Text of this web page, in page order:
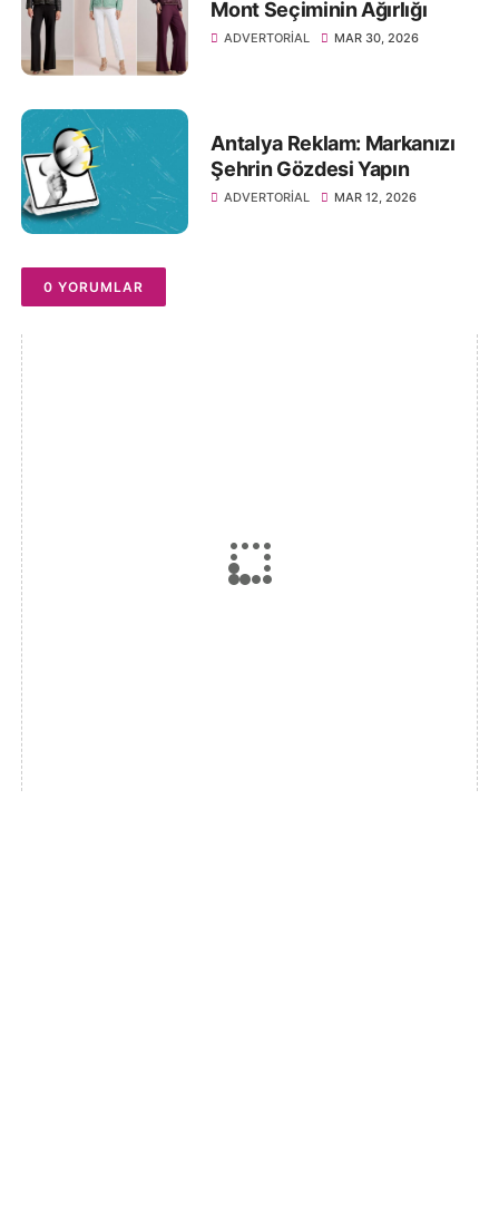
Mont Seçiminin Ağırlığı
ADVERTORIAL MAR 30, 2026
Antalya Reklam: Markanızı
Şehrin Gözdesi Yapın
ADVERTORIAL MAR 12, 2026
0 YORUMLAR